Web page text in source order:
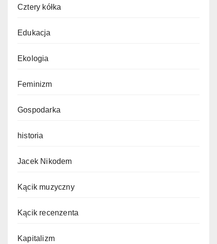
Cztery kółka
Edukacja
Ekologia
Feminizm
Gospodarka
historia
Jacek Nikodem
Kącik muzyczny
Kącik recenzenta
Kapitalizm